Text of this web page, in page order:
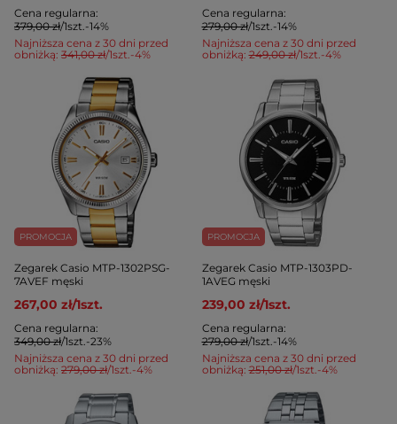
Najniższa cena z 30 dni przed
obniżką: 341,00 zł/1szt.-4%
Cena regularna:
379,00 zł/1szt.-14%
Najniższa cena z 30 dni przed
obniżką:249,00 zł/1szt.-4%
Cena regularna:
279,00 zł/1szt.-14%
PROMOCJA
Zegarek Casio MTP-1302PSG-
7AVEF męski
267,00 zł/1szt.
Najniższa cena z 30 dni przed
obniżką: 279,00 zł/1szt.-4%
Cena regularna:
349,00 zł/1szt.-23%
PROMOCJA
Zegarek Casio MTP-1303PD-
1AVEG męski
239,00 zł/1szt.
Najniższa cena z 30 dni przed
obniżką:251,00 zł/1szt.-4%
Cena regularna:
279,00 zł/1szt.-14%